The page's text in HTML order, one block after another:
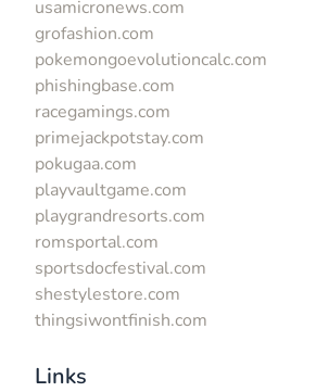
usamicronews.com
grofashion.com
pokemongoevolutioncalc.com
phishingbase.com
racegamings.com
primejackpotstay.com
pokugaa.com
playvaultgame.com
playgrandresorts.com
romsportal.com
sportsdocfestival.com
shestylestore.com
thingsiwontfinish.com
Links